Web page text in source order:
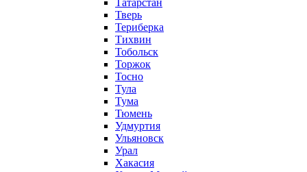
Татарстан
Тверь
Териберка
Тихвин
Тобольск
Торжок
Тосно
Тула
Тума
Тюмень
Удмуртия
Ульяновск
Урал
Хакасия